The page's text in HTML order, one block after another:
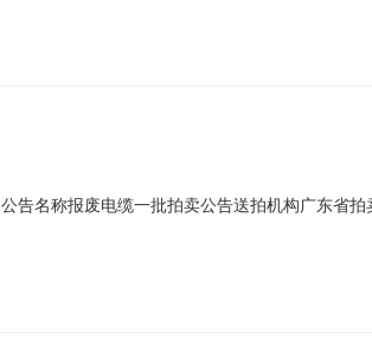
及水处理设备，起拍价：5000元，保证金：
名称报废电缆一批拍卖公告送拍机构广东省
批，起拍价：27000元，保证金：10000元，